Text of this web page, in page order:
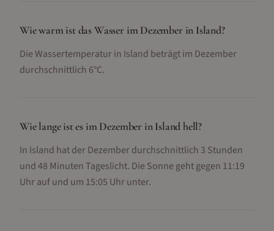
Wie warm ist das Wasser im Dezember in Island?
Die Wassertemperatur in Island beträgt im Dezember
durchschnittlich 6°C.
Wie lange ist es im Dezember in Island hell?
In Island hat der Dezember durchschnittlich 3 Stunden
und 48 Minuten Tageslicht. Die Sonne geht gegen 11:19
Uhr auf und um 15:05 Uhr unter.